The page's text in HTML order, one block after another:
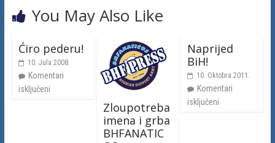
You May Also Like
Ćiro pederu!
10. Jula 2008.
Komentari
isključeni
Zloupotreba
imena i grba
BHFANATIC
Naprijed
BiH!
10. Oktobra 2011.
Komentari
isključeni